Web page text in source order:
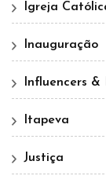
Igreja
Inauguração
Influencers &
Itapeva
Justiça